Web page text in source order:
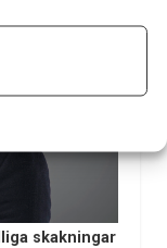
skakningar